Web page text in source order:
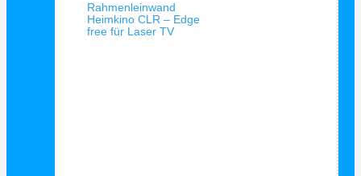
Rahmenleinwand
Heimkino CLR – Edge
free für Laser TV